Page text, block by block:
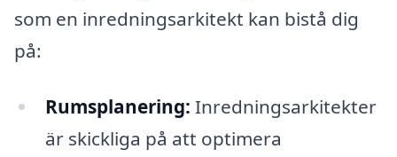
som en inredningsarkitekt kan bistå dig
på:
Rumsplanering: Inredningsarkitekter
är skickliga på att optimera